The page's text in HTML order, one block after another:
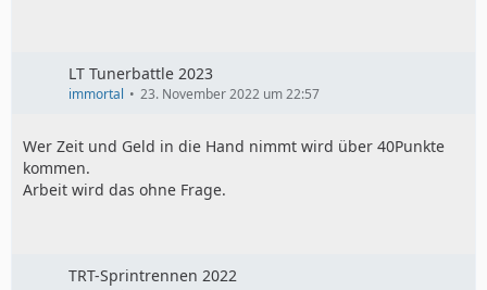
LT Tunerbattle 2023
immortal 23. November 2022 um 22:57
Wer Zeit und Geld in die Hand nimmt wird über 40Punkte
kommen.
Arbeit wird das ohne Frage.
TRT-Sprintrennen 2022